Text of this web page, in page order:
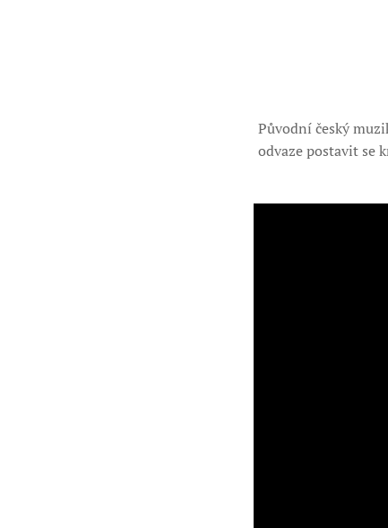
Původní český
odvaze postavit se